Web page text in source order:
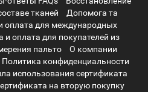
тканей
Допомога та
оплата для международных
и оплата для покупателей из
пальто
О компании
Политика конфиденциальности
использования сертификата
на вторую покупку